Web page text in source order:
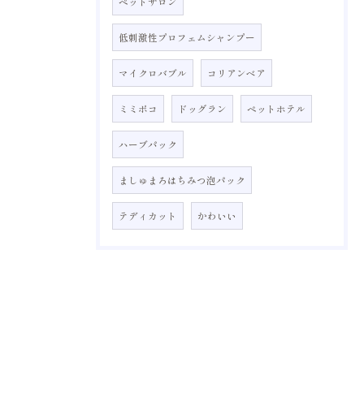
低刺激性プロフェムシャンプー
マイクロバブル コリアンベア
ミミポコ ドッグラン ペットホテル
ハーブパック
ましゅまろはちみつ泡パック
テディカット かわいい